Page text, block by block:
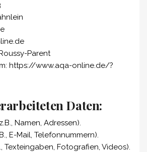
Parent
https://www.aqa-online.de/?
Daten:
Namen, Adressen).
E-Mail, Telefonnummern).
Texteingaben, Fotografien, Videos).